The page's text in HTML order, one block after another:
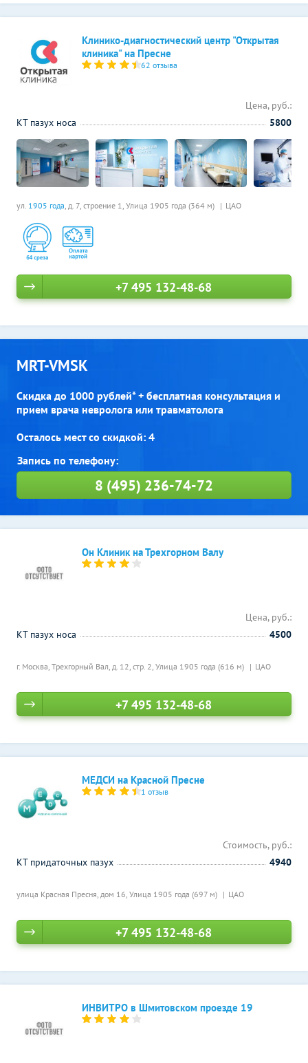
Клинико-диагностический центр "Открытая
клиника" на Пресне
62 отзыва
ул. 1905 года, д. 7, строение 1, Улица 1905 года (364 м) ЦАО
Цена, руб.:
КТ пазух носа
5800
+7 495 132-48-68
MRT-VMSK
Скидка до 1000 рублей* + бесплатная консультация и
прием врача невролога или травматолога
Осталось мест со скидкой: 4
8 (495) 236-74-72
Он Клиник на Трехгорном Валу
г. Москва, Трехгорный Вал, д. 12, стр. 2, Улица 1905 года (616 м) ЦАО
Цена, руб.:
КТ пазух носа
4500
+7 495 132-48-68
МЕДСИ на Красной Пресне
1 отзыв
улица Красная Пресня, дом 16, Улица 1905 года (697 м) ЦАО
Стоимость, руб.:
КТ придаточных пазух
4940
+7 495 132-48-68
ИНВИТРО в Шмитовском проезде 19